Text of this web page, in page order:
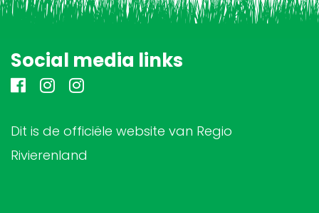
Social media links
Dit is de officiële website van Regio
Rivierenland